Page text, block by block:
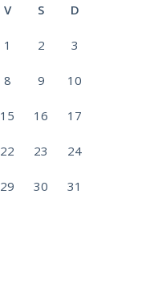
V S D
1 2 3
8 9 10
15 16 17
22 23 24
29 30 31